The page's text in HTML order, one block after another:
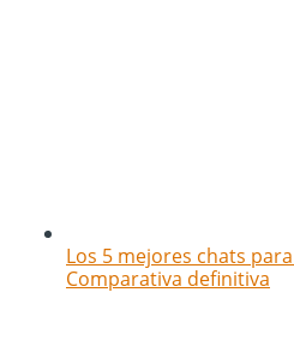
Los 5 mejores chats
Comparativa definitiva